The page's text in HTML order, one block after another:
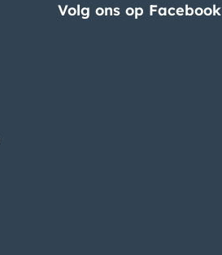
Volg ons op Facebook